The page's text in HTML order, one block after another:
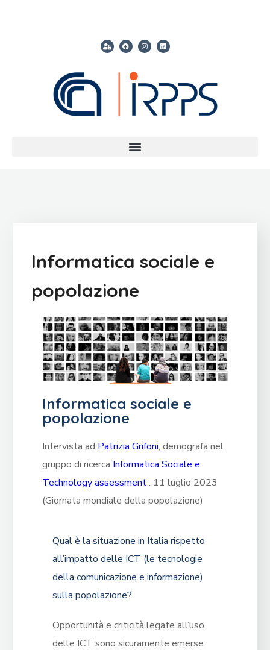
Informatica sociale e
popolazione
Informatica sociale e
popolazione
Intervista ad Patrizia Grifoni, demografa nel
gruppo di ricerca Informatica Sociale e
Technology assessment. 11 luglio 2023
(Giornata mondiale della popolazione)
Qual è la situazione in Italia rispetto
all’impatto delle ICT (le tecnologie
della comunicazione e informazione)
sulla popolazione?
Opportunità e criticità legate all’uso
delle ICT sono sicuramente emerse